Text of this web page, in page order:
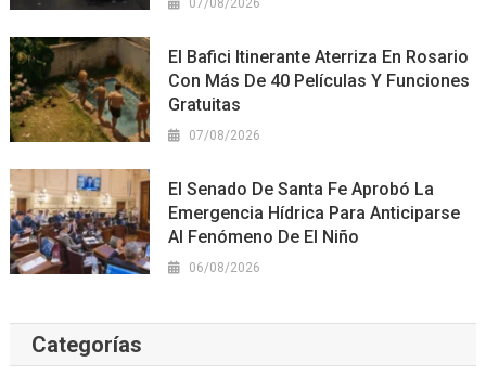
07/08/2026
El Bafici Itinerante Aterriza En Rosario
Con Más De 40 Películas Y Funciones
Gratuitas
07/08/2026
El Senado De Santa Fe Aprobó La
Emergencia Hídrica Para Anticiparse
Al Fenómeno De El Niño
06/08/2026
Categorías